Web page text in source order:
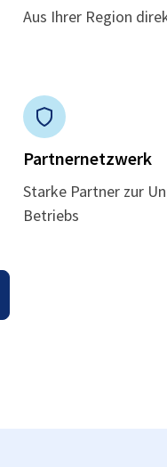
Aus Ihrer Region
Partnernetzwerk
Starke Partner zur
Betriebs